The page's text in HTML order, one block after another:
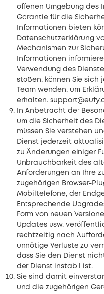
offenen Umgebung des
Garantie für die
Informationen bieten
Datenschutzerklärung
Mechanismen zur
Informationen
Verwendung des
stoßen, können Sie sich
Team wenden, um
erhalten.
In Anbetracht der
um die Sicherheit des
müssen Sie verstehen
Dienst jederzeit
zu Änderungen einiger
Unbrauchbarkeit des
Anforderungen an Ihre
zugehörigen Browser-
Mobiltelefone, der
Entsprechende
Form von neuen
Updates usw.
rechtzeitig nach
unnötige Verluste zu
dass Sie den Dienst
der Dienst instabil ist.
Sie sind damit
und die zugehörigen